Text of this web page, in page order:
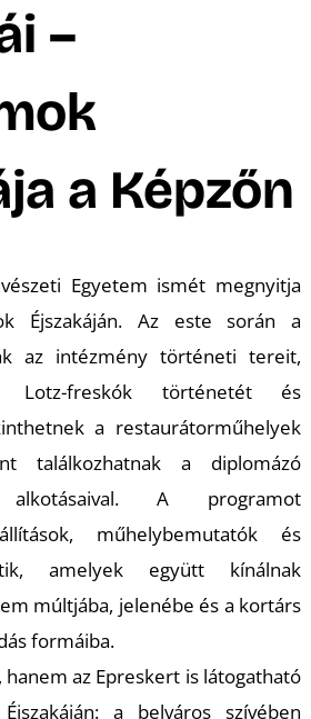
–
a Képzőn
Egyetem ismét megnyitja
Éjszakáján. Az este során a
az intézmény történeti tereit,
Lotz-freskók történetét és
a restaurátorműhelyek
találkozhatnak a diplomázó
A programot
műhelybemutatók és
amelyek együtt kínálnak
múltjába, jelenébe és a kortárs
formáiba.
az Epreskert is látogatható
a belváros szívében